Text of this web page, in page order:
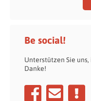
Be social!
Unterstützen Sie
Danke!